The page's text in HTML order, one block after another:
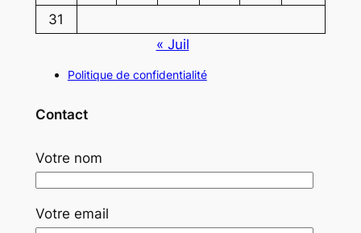
31
« Juil
Politique de confidentialité
Contact
Votre nom
Votre email